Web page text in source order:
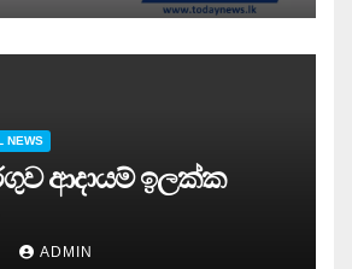
NEWS
ආදායම් ඉලක්ක
ADMIN